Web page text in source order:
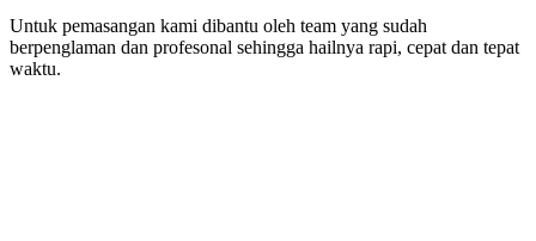
Untuk pemasangan kami dibantu oleh team yang sudah
berpenglaman dan profesonal sehingga hailnya rapi, cepat dan tepat
waktu.